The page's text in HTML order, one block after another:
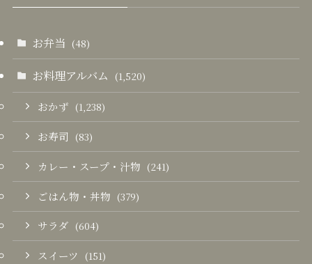
お弁当 (48)
お料理アルバム (1,520)
おかず (1,238)
お寿司 (83)
カレー・スープ・汁物 (241)
ごはん物・丼物 (379)
サラダ (604)
スイーツ (151)